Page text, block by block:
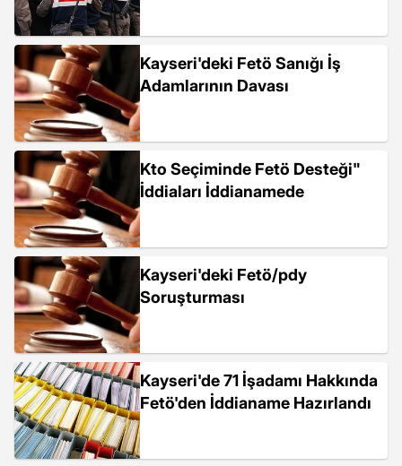
Kayseri'deki Fetö Sanığı İş
Adamlarının Davası
Kto Seçiminde Fetö Desteği"
İddiaları İddianamede
Kayseri'deki Fetö/pdy
Soruşturması
Kayseri'de 71 İşadamı Hakkında
Fetö'den İddianame Hazırlandı